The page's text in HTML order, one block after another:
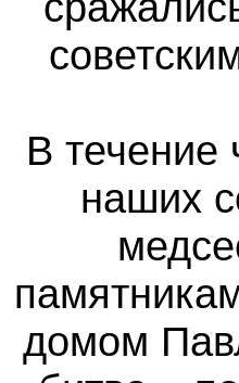
В течение
наших
домом